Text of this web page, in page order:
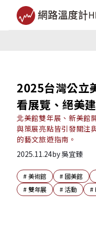
2025台灣公立
看展覽、絕美
北美館雙年展、新美館
與策展亮點皆引發關注
的藝文旅遊指南。
2025.11.24by吳宜臻
#美術館 #國美館
#雙年展 #活動 #